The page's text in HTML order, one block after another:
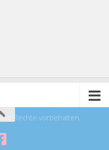
Rechte vorbehalten.